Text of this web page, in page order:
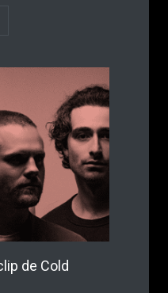
de Cold